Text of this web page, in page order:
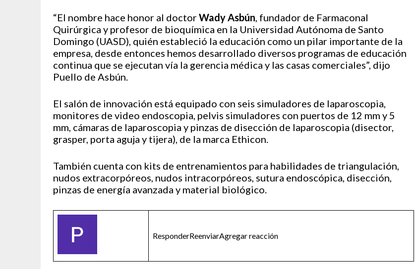
“El nombre hace honor al doctorWady Asbún , fundador de Farmaconal
Quirúrgica y profesor de bioquímica en la Universidad Autónoma de Santo
Domingo (UASD), quién estableció la educación como un pilar importante de la
empresa, desde entonces hemos desarrollado diversos programas de educación
continua que se ejecutan vía la gerencia médica y las casas comerciales”, dijo
Puello de Asbún.
El salón de innovación está equipado con seis simuladores de laparoscopia,
monitores de video endoscopia, pelvis simuladores con puertos de 12 mm y 5
mm, cámaras de laparoscopia y pinzas de disección de laparoscopia (disector,
grasper, porta aguja y tijera), de la marca Ethicon.
También cuenta con kits de entrenamientos para habilidades de triangulación,
nudos extracorpóreos, nudos intracorpóreos, sutura endoscópica, disección,
pinzas de energía avanzada y material biológico.
ResponderReenviarAgregar reacción